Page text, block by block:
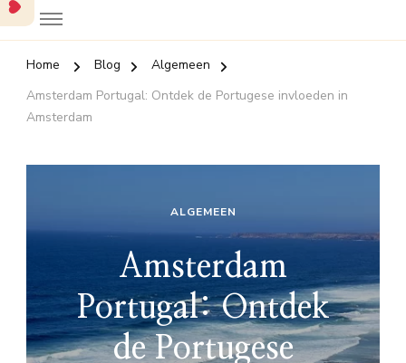
Home Blog
Algemeen
Amsterdam Portugal: Ontdek de Portugese invloeden in
Amsterdam
ALGEMEEN
Amsterdam
Portugal: Ontdek
de Portugese